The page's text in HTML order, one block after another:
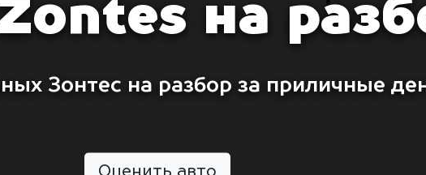
на
Зонтес на разбор за приличные